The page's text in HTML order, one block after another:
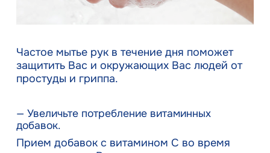
Частое мытье рук в течение дня поможет
защитить Вас и окружающих Вас людей от
простуды и гриппа.
— Увеличьте потребление витаминных
добавок.
Прием добавок с витамином С во время